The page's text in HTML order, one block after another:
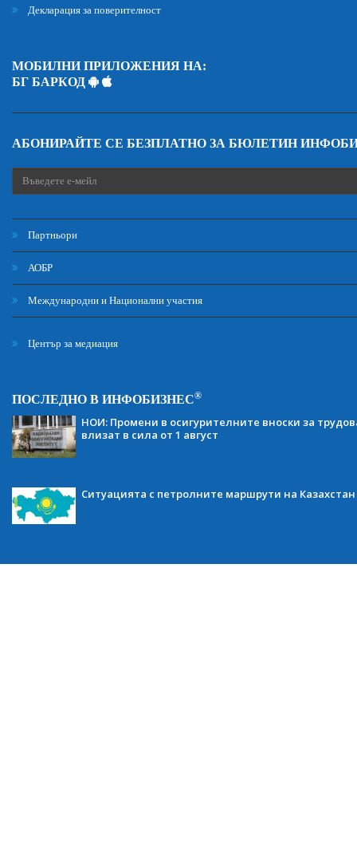
Декларация за поверителност
МОБИЛНИ ПРИЛОЖЕНИЯ НА:
БГ БАРКОД
АБОНИРАЙТЕ СЕ БЕЗПЛАТНО ЗА БЮЛЕТИН
Партньори
АОБР
Международни и Национални участия
Център за медиация
ПОСЛЕДНО В ИНФОБИЗНЕС®
НОИ: Промени в осигурителните вноски за
влизат в сила от 1 август
Ситуацията с петролните маршрути на Казахстан